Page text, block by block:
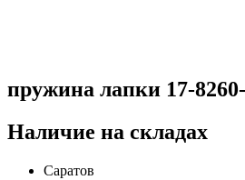
пружина лапки 17-
Наличие на складах
Саратов